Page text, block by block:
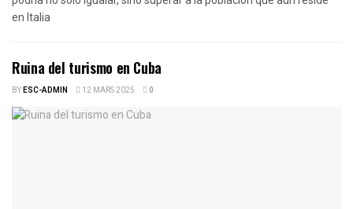
en Italia
Ruina del turismo en Cuba
BYESC-ADMIN 12 MARS 2025 0